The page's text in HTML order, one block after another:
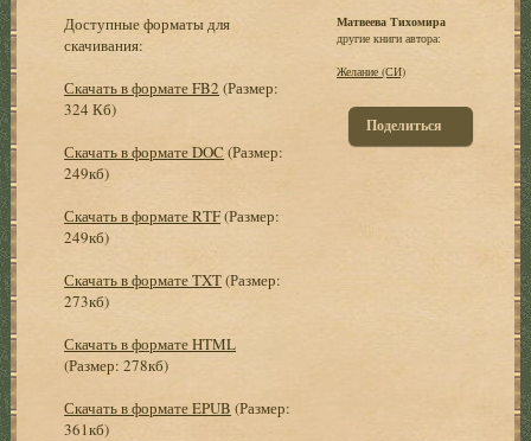
Доступные форматы для
скачивания:
Скачать в формате FB2 (Размер:
324 Кб)
Скачать в формате DOC (Размер:
249кб)
Скачать в формате RTF(Размер:
249кб)
Скачать в формате TXT(Размер:
273кб)
Скачать в формате HTML
(Размер: 278кб)
Скачать в формате EPUB (Размер:
361кб)
Матвеева Тихомира
другие книги автора:
Желание (СИ)
Поделиться